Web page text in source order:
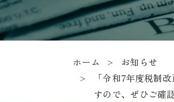
ホーム
お知らせ
「令和7年度税制
すので、ぜひご確